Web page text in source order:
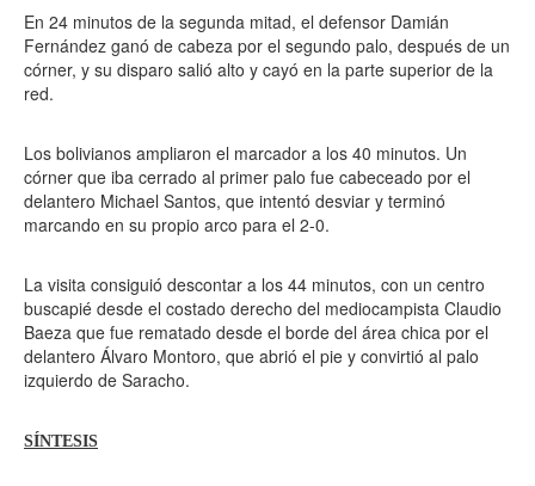
En 24 minutos de la segunda mitad, el defensor Damián
Fernández ganó de cabeza por el segundo palo, después de un
córner, y su disparo salió alto y cayó en la parte superior de la
red.
Los bolivianos ampliaron el marcador a los 40 minutos. Un
córner que iba cerrado al primer palo fue cabeceado por el
delantero Michael Santos, que intentó desviar y terminó
marcando en su propio arco para el 2-0.
La visita consiguió descontar a los 44 minutos, con un centro
buscapié desde el costado derecho del mediocampista Claudio
Baeza que fue rematado desde el borde del área chica por el
delantero Álvaro Montoro, que abrió el pie y convirtió al palo
izquierdo de Saracho.
SÍNTESIS